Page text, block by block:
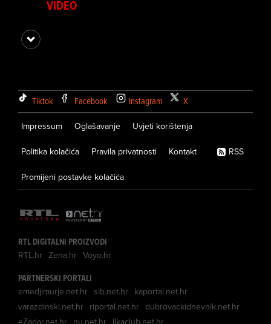
VIDEO
Tiktok Facebook Instagram X
Impressum Oglašavanje Uvjeti korištenja
Politika kolačića Pravila privatnosti Kontakt
Promijeni postavke kolačića
RSS
RTL DIGITALNI PROIZVODI
RTL.hr Zena.hr Voyo.hr
PARTNERSKI PORTALI
emedjimurje.net.hr sib.net.hr kaportal.net.hr
varazdinski.net.hr riportal.net.hr dubrovackidnevnik.net.hr
eZadar.net.hr nu.net.hr likaclub.net.hr